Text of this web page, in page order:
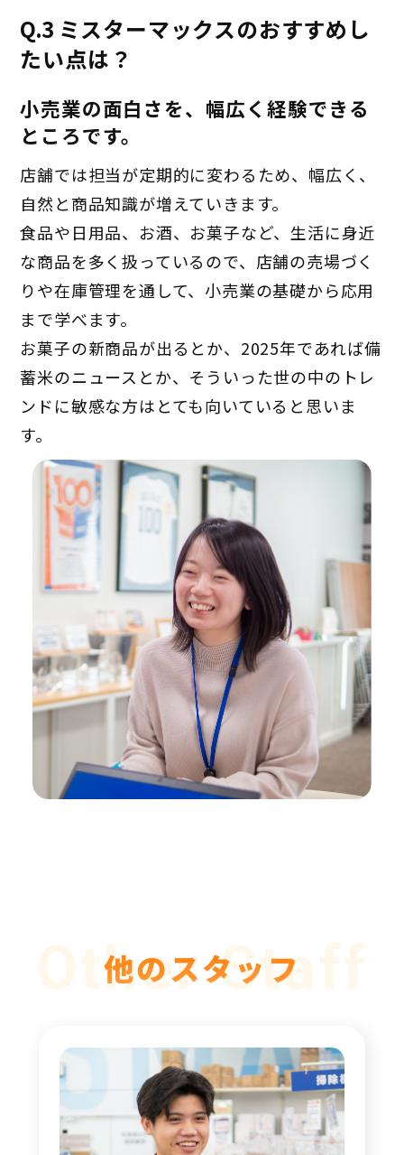
Q.3ミスターマックスのおすすめし
たい点は？
小売業の面白さを、幅広く経験できる
ところです。
店舗では担当が定期的に変わるため、幅広く、
自然と商品知識が増えていきます。
食品や日用品、お酒、お菓子など、生活に身近
な商品を多く扱っているので、店舗の売場づく
りや在庫管理を通して、小売業の基礎から応用
まで学べます。
お菓子の新商品が出るとか、2025年であれば備
蓄米のニュースとか、そういった世の中のトレ
ンドに敏感な方はとても向いていると思いま
す。
他のスタッフ
Other Staff